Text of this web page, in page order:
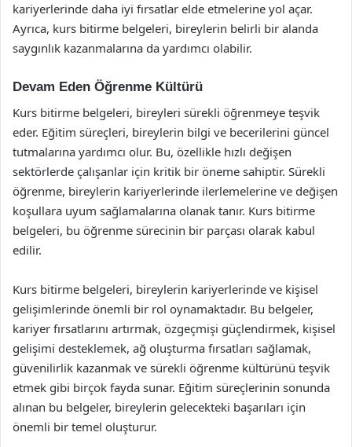
kariyerlerinde daha iyi fırsatlar elde etmelerine yol açar.
Ayrıca, kurs bitirme belgeleri, bireylerin belirli bir alanda
saygınlık kazanmalarına da yardımcı olabilir.
Devam Eden Öğrenme Kültürü
Kurs bitirme belgeleri, bireyleri sürekli öğrenmeye teşvik
eder. Eğitim süreçleri, bireylerin bilgi ve becerilerini güncel
tutmalarına yardımcı olur. Bu, özellikle hızlı değişen
sektörlerde çalışanlar için kritik bir öneme sahiptir. Sürekli
öğrenme, bireylerin kariyerlerinde ilerlemelerine ve değişen
koşullara uyum sağlamalarına olanak tanır. Kurs bitirme
belgeleri, bu öğrenme sürecinin bir parçası olarak kabul
edilir.
Kurs bitirme belgeleri, bireylerin kariyerlerinde ve kişisel
gelişimlerinde önemli bir rol oynamaktadır. Bu belgeler,
kariyer fırsatlarını artırmak, özgeçmişi güçlendirmek, kişisel
gelişimi desteklemek, ağ oluşturma fırsatları sağlamak,
güvenilirlik kazanmak ve sürekli öğrenme kültürünü teşvik
etmek gibi birçok fayda sunar. Eğitim süreçlerinin sonunda
alınan bu belgeler, bireylerin gelecekteki başarıları için
önemli bir temel oluşturur.